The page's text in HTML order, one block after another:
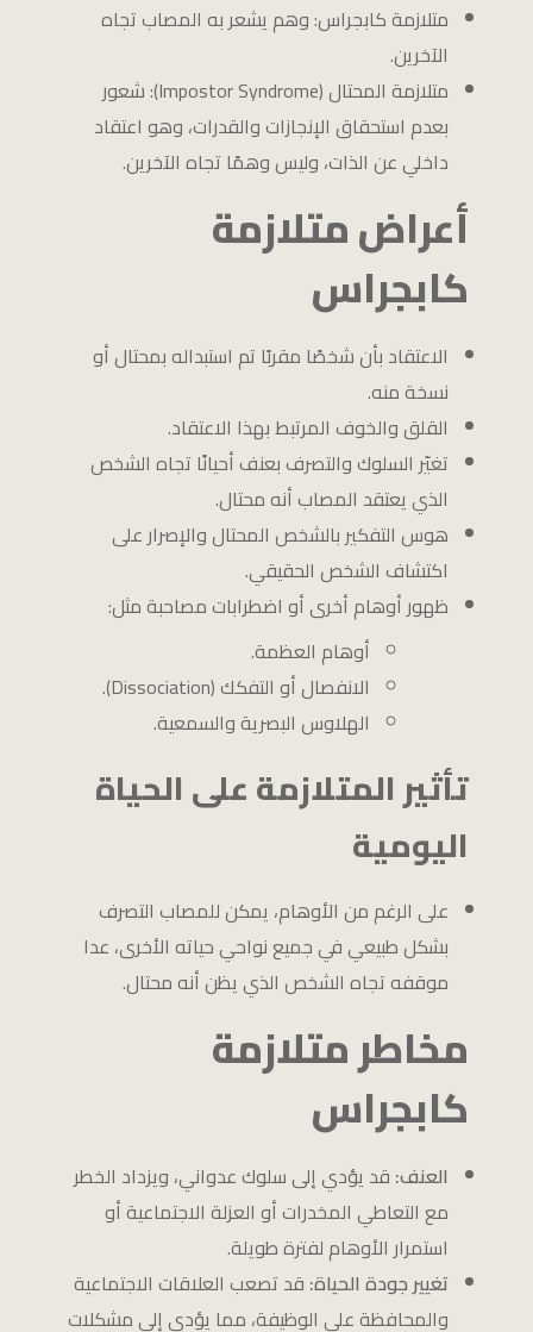
متلازمة كابجراس: وهم يشعر به المصاب تجاه
الآخرين.
متلازمة المحتال (Impostor Syndrome): شعور
بعدم استحقاق الإنجازات والقدرات، وهو اعتقاد
داخلي عن الذات، وليس وهمًا تجاه الآخرين.
أعراض متلازمة
كابجراس
الاعتقاد بأن شخصًا مقربًا تم استبداله بمحتال أو
نسخة منه.
القلق والخوف المرتبط بهذا الاعتقاد.
تغيّر السلوك والتصرف بعنف أحيانًا تجاه الشخص
الذي يعتقد المصاب أنه محتال.
هوس التفكير بالشخص المحتال والإصرار على
اكتشاف الشخص الحقيقي.
ظهور أوهام أخرى أو اضطرابات مصاحبة مثل:
أوهام العظمة.
الانفصال أو التفكك (Dissociation).
الهلاوس البصرية والسمعية.
تأثير المتلازمة على الحياة
اليومية
على الرغم من الأوهام، يمكن للمصاب التصرف
بشكل طبيعي في جميع نواحي حياته الأخرى، عدا
موقفه تجاه الشخص الذي يظن أنه محتال.
مخاطر متلازمة
كابجراس
العنف: قد يؤدي إلى سلوك عدواني، ويزداد الخطر
مع التعاطي المخدرات أو العزلة الاجتماعية أو
استمرار الأوهام لفترة طويلة.
تغيير جودة الحياة: قد تصعب العلاقات الاجتماعية
والمحافظة على الوظيفة، مما يؤدي إلى مشكلات